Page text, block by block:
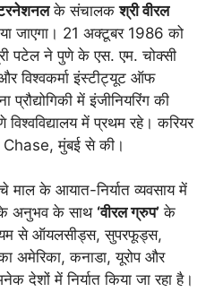
के संचालकश्री वीरल
जाएगा। 21 अक्टूबर 1986 को
पटेल ने पुणे के एस. एम. चोक्सी
विश्वकर्मा इंस्टीट्यूट ऑफ
में इंजीनियरिंग की
विश्वविद्यालय में प्रथम रहे। करियर
मुंबई से की।
के आयात-निर्यात व्यवसाय में
के अनुभव के साथ ‘वीरल ग्रुप’ के
से ऑयलसीड्स, सुपरफूड्स,
अमेरिका, कनाडा, यूरोप और
देशों में निर्यात किया जा रहा है।